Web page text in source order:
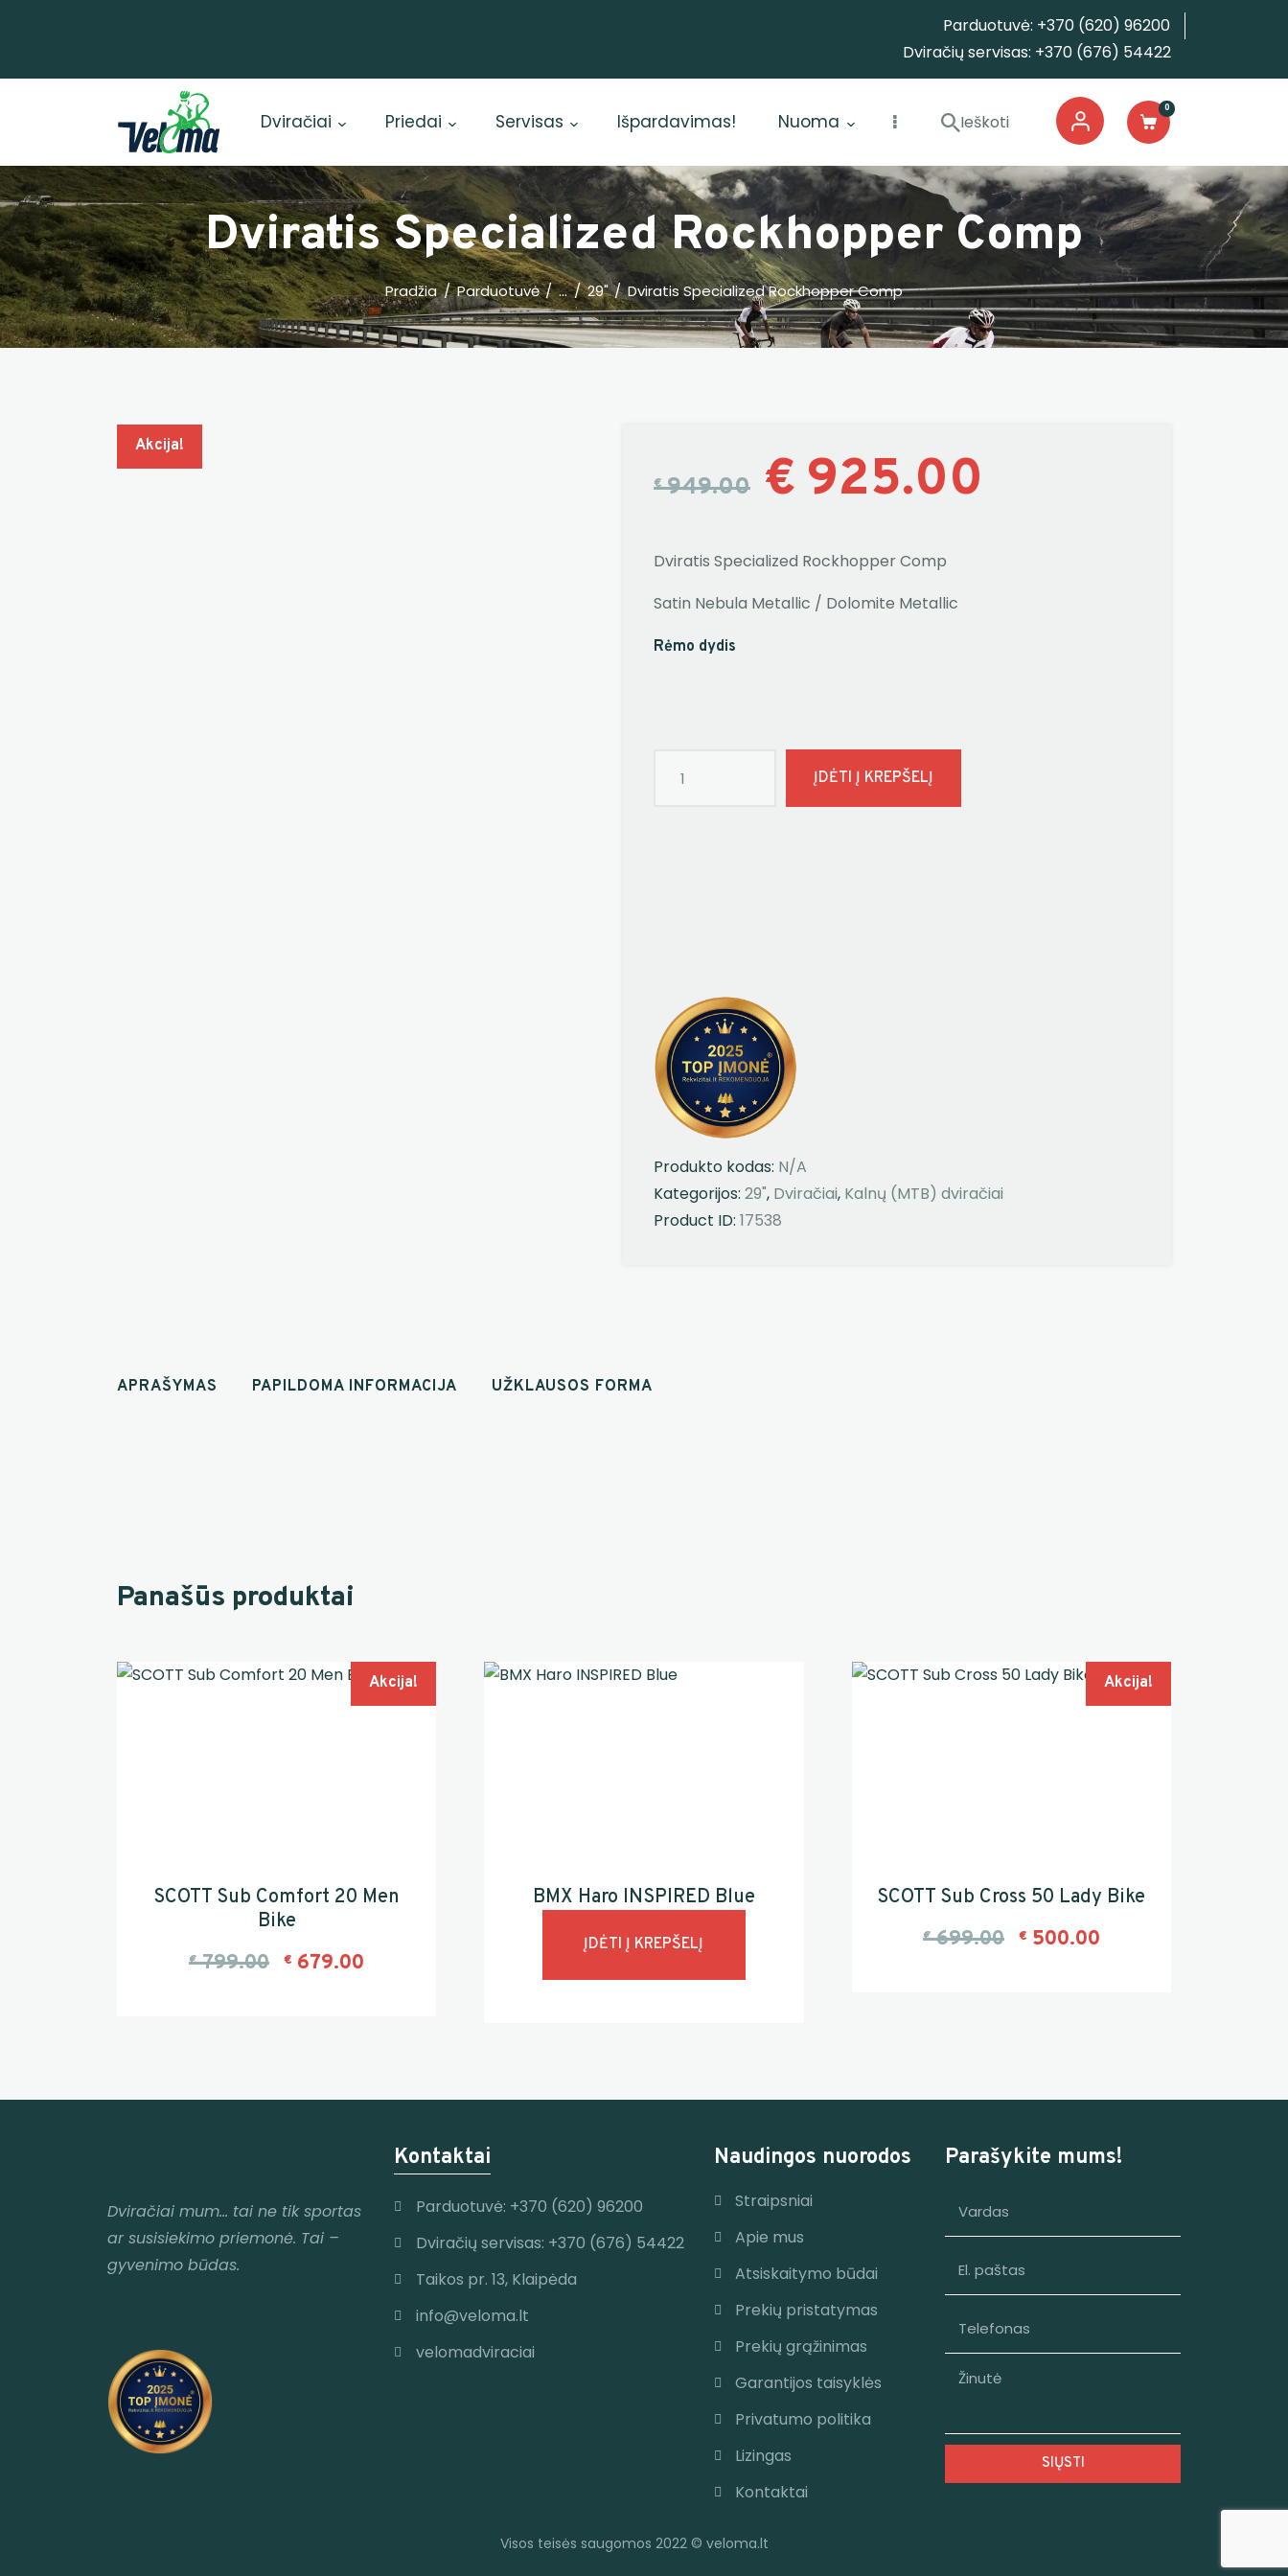
Parduotuvė: +370 (620) 96200
Dviračių servisas: +370 (676) 54422
Dviračiai Priedai Servisas Išpardavimas! Nuoma
0
Dviratis Specialized Rockhopper Comp
Pradžia Parduotuvė ... 29" Dviratis Specialized Rockhopper Comp
Priedai
Servisas
Išpardavimas!
Nuoma
E. piniginė
Akcija!
€ 949.00 € 925.00
Dviratis Specialized Rockhopper Comp
Satin Nebula Metallic / Dolomite Metallic
Rėmo dydis
ĮDĖTI Į KREPŠELĮ
Produkto kodas: N/A
Kategorijos: 29", Dviračiai, Kalnų (MTB) dviračiai
Product ID: 17538
APRAŠYMAS PAPILDOMA INFORMACIJA UŽKLAUSOS FORMA
Panašūs produktai
Akcija!
SCOTT Sub Comfort 20 Men
Bike
€ 799.00 € 679.00
BMX Haro INSPIRED Blue
ĮDĖTI Į KREPŠELĮ
Akcija!
SCOTT Sub Cross 50 Lady Bike
€ 699.00 € 500.00
Dviračiai mum… tai ne tik sportas
ar susisiekimo priemonė. Tai –
gyvenimo būdas.
Kontaktai
Parduotuvė: +370 (620) 96200
Dviračių servisas: +370 (676) 54422
Taikos pr. 13, Klaipėda
info@veloma.lt
velomadviraciai
Naudingos nuorodos
Straipsniai
Apie mus
Atsiskaitymo būdai
Prekių pristatymas
Prekių grąžinimas
Garantijos taisyklės
Privatumo politika
Lizingas
Kontaktai
Parašykite mums!
SIŲSTI
Visos teisės saugomos 2022 © veloma.lt